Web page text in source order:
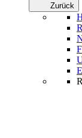
Zurück